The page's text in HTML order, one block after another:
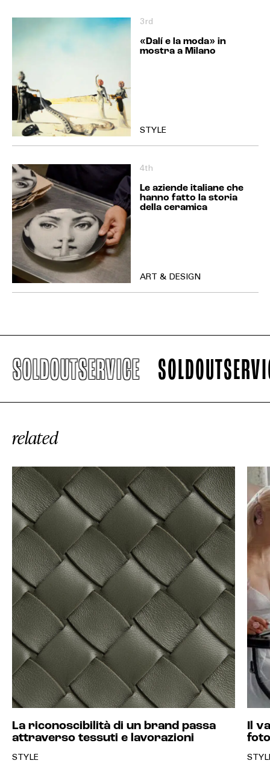
3rd
«Dalí e la moda» in
mostra a Milano
STYLE
4th
Le aziende italiane che
hanno fatto la storia
della ceramica
ART & DESIGN
related
La riconoscibilità di un brand passa
attraverso tessuti e lavorazioni
STYLE
Il